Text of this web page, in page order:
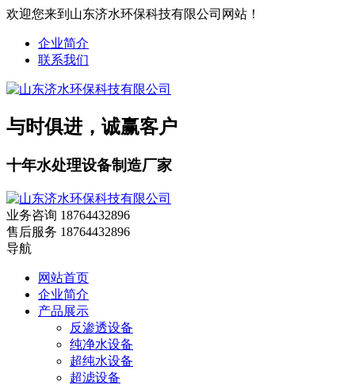
欢迎您来到山东济水环保科技有限公司网站！
企业简介
联系我们
与时俱进，诚赢客户
十年水处理设备制造厂家
业务咨询 18764432896
售后服务 18764432896
导航
网站首页
企业简介
产品展示
反渗透设备
纯净水设备
超纯水设备
超滤设备